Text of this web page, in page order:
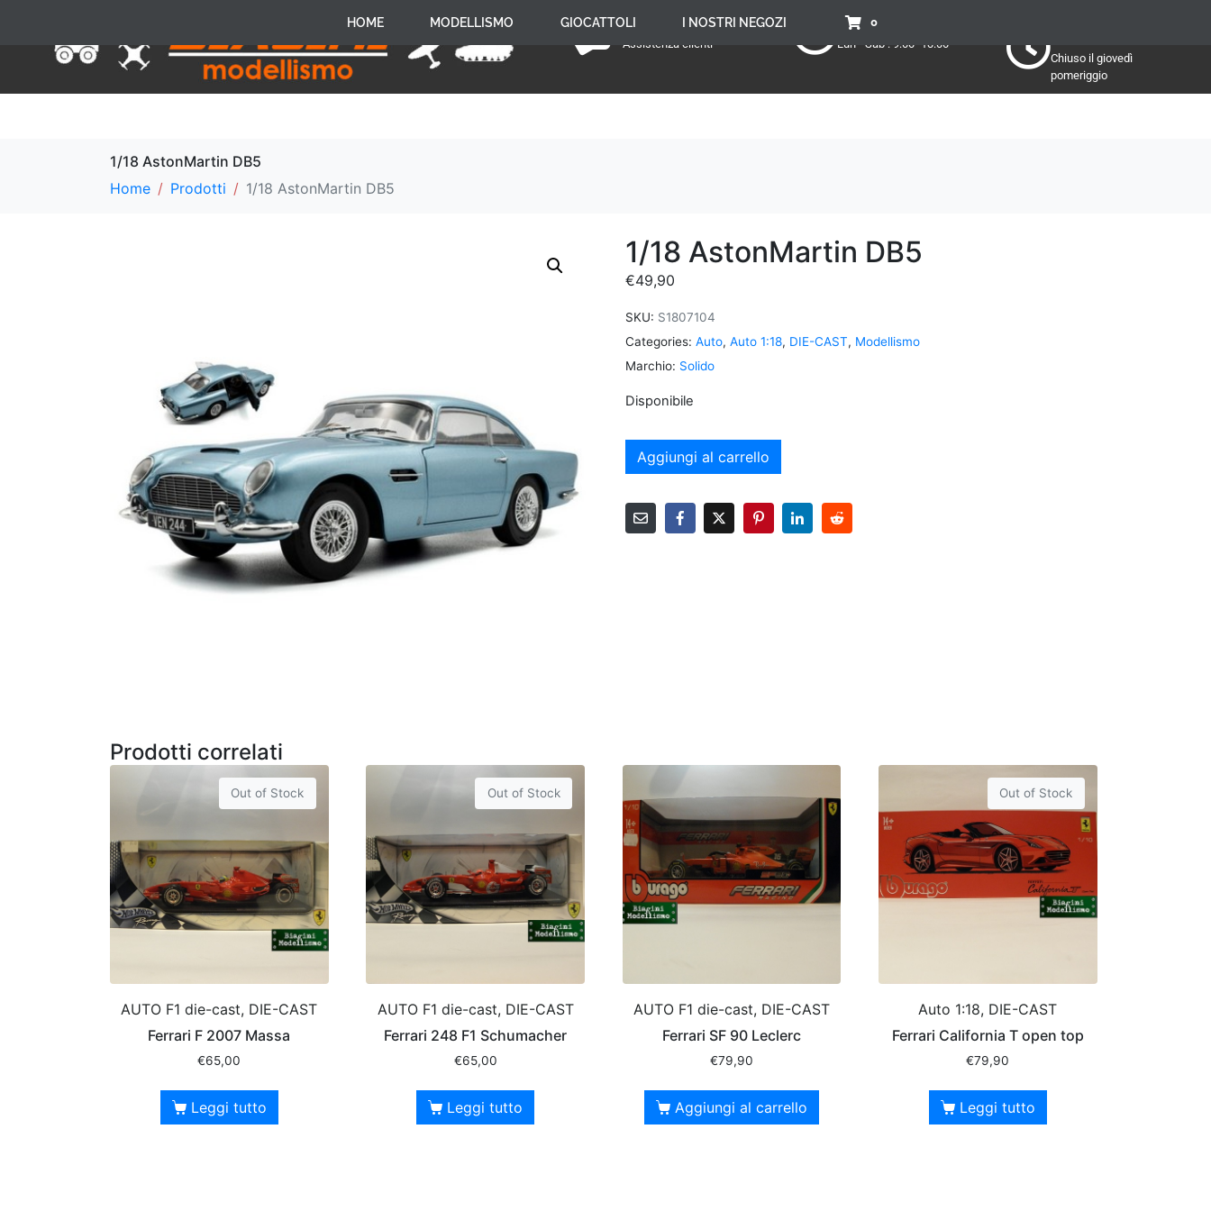
+39 059 650 005
Assistenza clienti
Mattino:
Lun - Sab : 9:00 -13:00
Chiuso il giovedì
pomeriggio
HOME MODELLISMO GIOCATTOLI I NOSTRI NEGOZI 0
1/18 AstonMartin DB5
Home
Prodotti 1/18 AstonMartin DB5
1/18 AstonMartin DB5
€49,90
SKU: S1807104
Categories: Auto, Auto 1:18, DIE-CAST, Modellismo
Marchio: Solido
Disponibile
Aggiungi al carrello
Prodotti correlati
Out of Stock
AUTO F1 die-cast, DIE-CAST
Ferrari F 2007 Massa
€65,00
Leggi tutto
Out of Stock
AUTO F1 die-cast, DIE-CAST
Ferrari 248 F1 Schumacher
€65,00
Leggi tutto
AUTO F1 die-cast, DIE-CAST
Ferrari SF 90 Leclerc
€79,90
Aggiungi al carrello
Out of Stock
Auto 1:18, DIE-CAST
Ferrari California T open top
€79,90
Leggi tutto